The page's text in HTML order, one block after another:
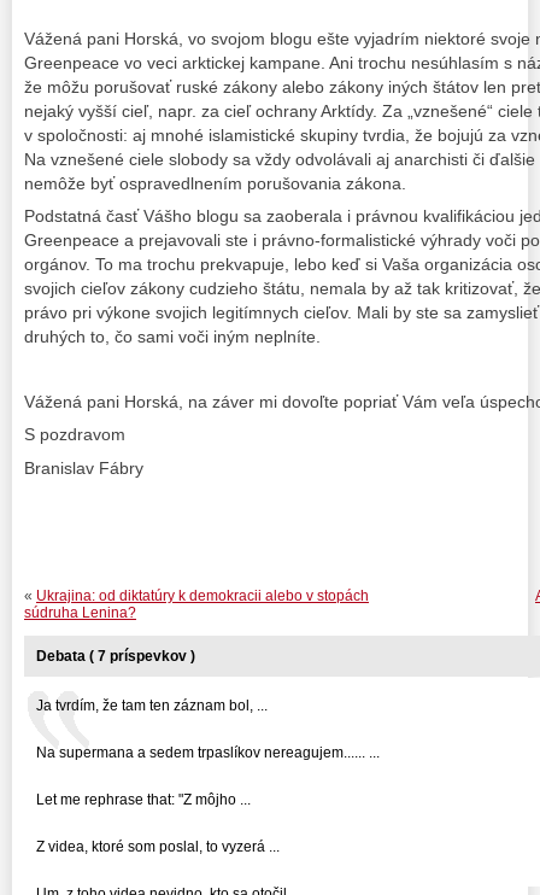
Vážená pani Horská, vo svojom blogu ešte vyjadrím niektoré svoje
Greenpeace vo veci arktickej kampane. Ani trochu nesúhlasím s
že môžu porušovať ruské zákony alebo zákony iných štátov len
nejaký vyšší cieľ, napr. za cieľ ochrany Arktídy. Za „vznešené“
v spoločnosti: aj mnohé islamistické skupiny tvrdia, že bojujú za
Na vznešené ciele slobody sa vždy odvolávali aj anarchisti či
nemôže byť ospravedlnením porušovania zákona.
Podstatná časť Vášho blogu sa zaoberala i právnou kvalifikáciou
Greenpeace a prejavovali ste i právno-formalistické výhrady voči
orgánov. To ma trochu prekvapuje, lebo keď si Vaša organizácia
svojich cieľov zákony cudzieho štátu, nemala by až tak kritizovať,
právo pri výkone svojich legitímnych cieľov. Mali by ste sa
druhých to, čo sami voči iným neplníte.
Vážená pani Horská, na záver mi dovoľte popriať Vám veľa
S pozdravom
Branislav Fábry
« Ukrajina: od diktatúry k demokracii alebo v stopách
súdruha Lenina?
Debata ( 7 príspevkov )
Ja tvrdím, že tam ten záznam bol, ...
Na supermana a sedem trpaslíkov nereagujem...... ...
Let me rephrase that: "Z môjho ...
Z videa, ktoré som poslal, to vyzerá ...